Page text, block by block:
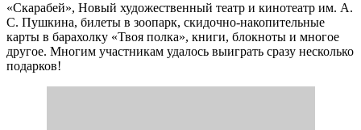
«Скарабей», Новый художественный театр и кинотеатр им. А.
С. Пушкина, билеты в зоопарк, скидочно-накопительные
карты в барахолку «Твоя полка», книги, блокноты и многое
другое. Многим участникам удалось выиграть сразу несколько
подарков!